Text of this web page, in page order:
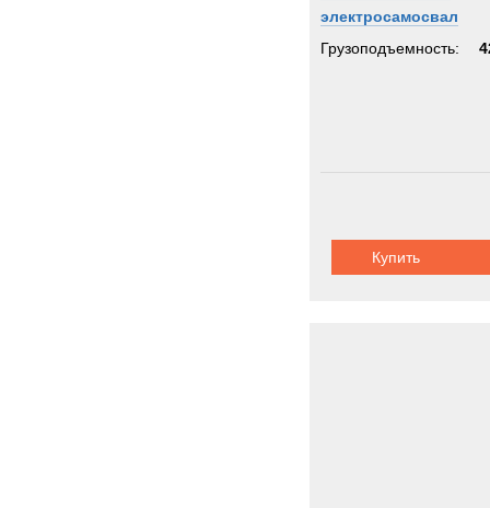
электросамосвал
Грузоподъемность:
Купить